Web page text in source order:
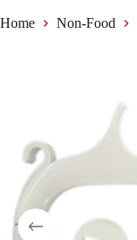
Home Non-Food